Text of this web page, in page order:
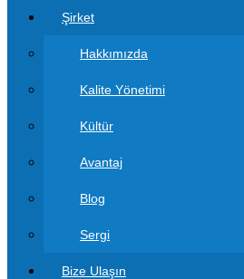
Şirket
Hakkımızda
Kalite Yönetimi
Kültür
Avantaj
Blog
Sergi
Bize Ulaşın